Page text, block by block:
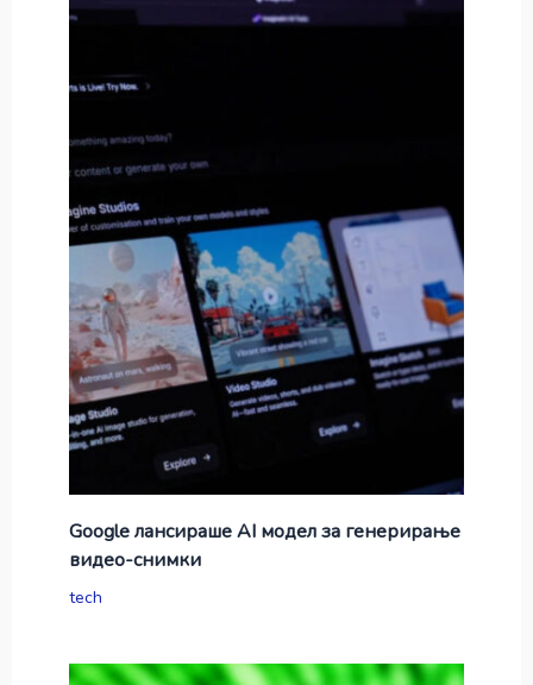
Google лансираше AI модел за генерирање
видео-снимки
tech